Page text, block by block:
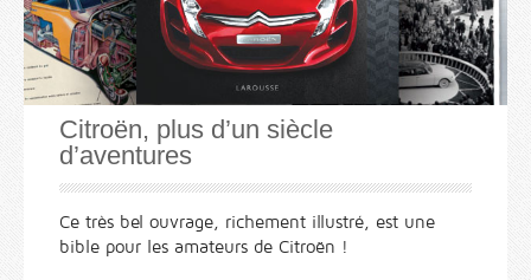
Citroën, plus d’un siècle
d’aventures
Ce très bel ouvrage, richement illustré, est une
bible pour les amateurs de Citroën !